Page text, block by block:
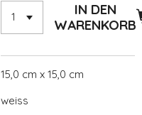
IN DEN
WARENKORB
15,0 cm x 15,0 cm
weiss